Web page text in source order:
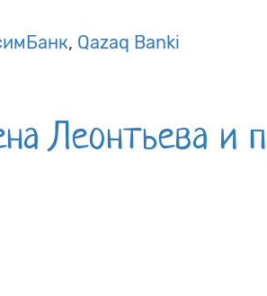
Qazaq Banki
Леонтьева и